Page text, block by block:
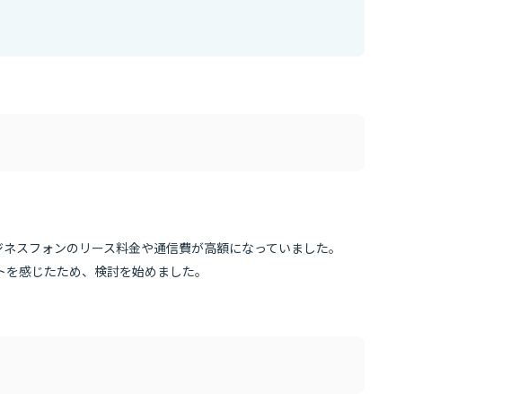
フォンのリース料金や通信費が高額になっていました。
感じたため、検討を始めました。